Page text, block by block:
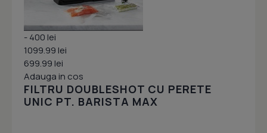
- 400 lei
1099.99 lei
699.99 lei
Adauga in cos
FILTRU DOUBLESHOT CU PERETE
UNIC PT. BARISTA MAX